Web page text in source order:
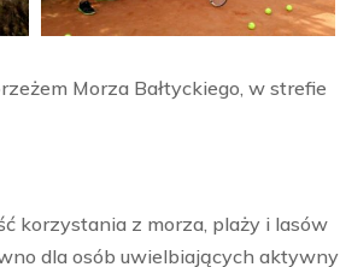
Morza Bałtyckiego, w strefie
korzystania z morza, plaży i lasów
dla osób uwielbiających aktywny